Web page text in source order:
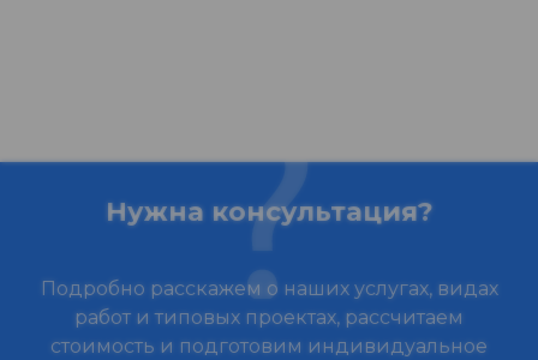
Нужна консультация?
Подробно расскажем о наших услугах, видах
работ и типовых проектах, рассчитаем
стоимость и подготовим индивидуальное